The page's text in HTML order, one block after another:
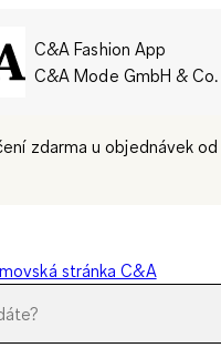
C&A Fashion App
C&A Mode GmbH & Co.
zdarma u objednávek
stránka C&A